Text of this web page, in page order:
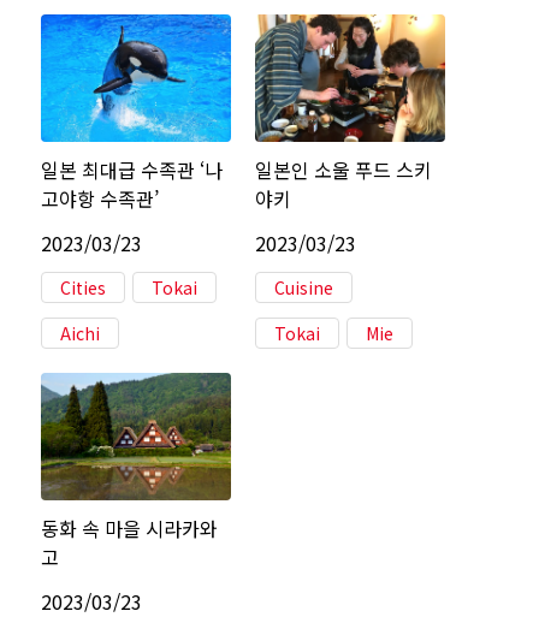
일본 최대급 수족관 ‘나
고야항 수족관’
2023/03/23
Cities
Tokai
Aichi
일본인 소울 푸드 스키
야키
2023/03/23
Cuisine
Tokai
Mie
동화 속 마을 시라카와
고
2023/03/23